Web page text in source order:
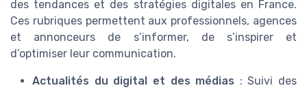
des tendances et des stratégies digitales en France.
Ces rubriques permettent aux professionnels, agences
et annonceurs de s’informer, de s’inspirer et
d’optimiser leur communication.
Actualités du digital et des médias : Suivi des